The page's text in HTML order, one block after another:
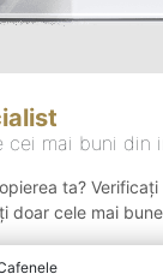
cei mai buni din
ta? Verificați
doar cele mai